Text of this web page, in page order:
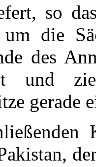
so
um die
des
und
gerade